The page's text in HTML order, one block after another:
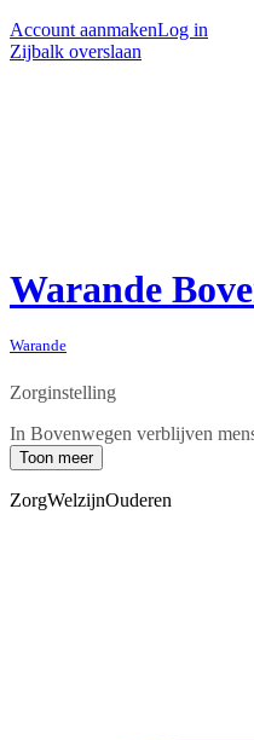
Account aanmakenLog in
Zijbalk overslaan
Warande
Warande
Zorginstelling
In Bovenwegen verblijven
Toon meer
ZorgWelzijnOuderen